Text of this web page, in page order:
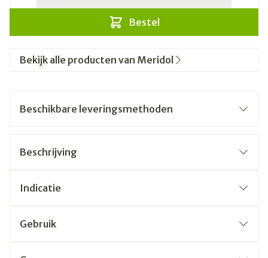
Bestel
Bekijk alle producten van Meridol
Beschikbare leveringsmethoden
Beschrijving
Indicatie
Gebruik